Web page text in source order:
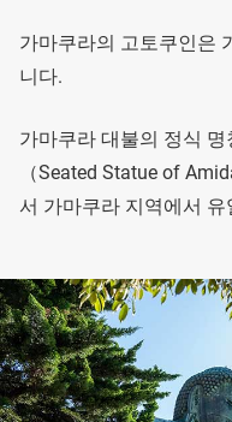
가마쿠라의 고토쿠인은
니다.
가마쿠라 대불의 정식
（Seated Statue of
서 가마쿠라 지역에서